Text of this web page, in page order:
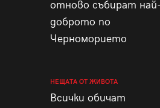
отново събират най-
доброто по
Черноморието
НЕЩАТА ОТ ЖИВОТА
Всички обичат